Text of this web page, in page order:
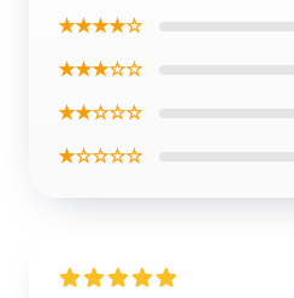
★★★★☆
★★★☆☆
★★☆☆☆
★☆☆☆☆